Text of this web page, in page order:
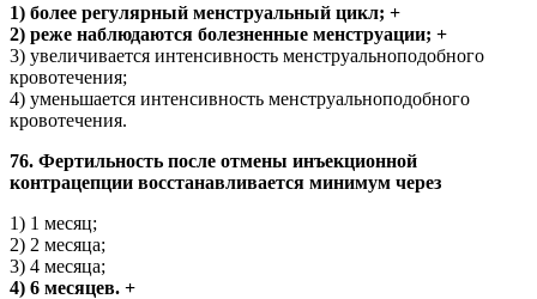
1) более регулярный менструальный цикл; +
2) реже наблюдаются болезненные менструации; +
3) увеличивается интенсивность менструальноподобного
кровотечения;
4) уменьшается интенсивность менструальноподобного
кровотечения.
76. Фертильность после отмены инъекционной
контрацепции восстанавливается минимум через
1) 1 месяц;
2) 2 месяца;
3) 4 месяца;
4) 6 месяцев. +